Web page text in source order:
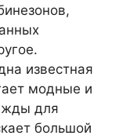
известная
модные и
для
большой